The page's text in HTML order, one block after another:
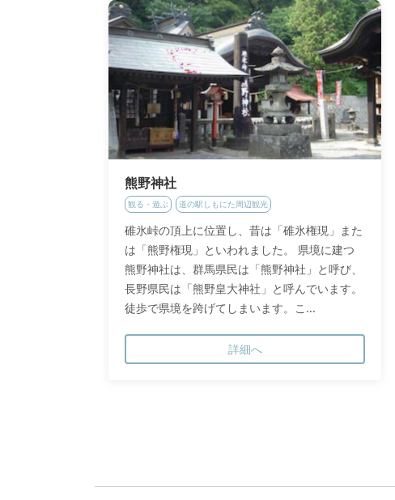
熊野神社
観る・遊ぶ 道の駅しもにた周辺観光
碓氷峠の頂上に位置し、昔は「碓氷権現」また
は「熊野権現」といわれました。 県境に建つ
熊野神社は、群馬県民は「熊野神社」と呼び、
長野県民は「熊野皇大神社」と呼んでいます。
徒歩で県境を跨げてしまいます。こ...
詳細へ